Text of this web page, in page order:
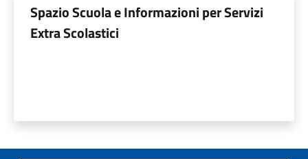
Spazio Scuola e Informazioni per Servizi
Extra Scolastici